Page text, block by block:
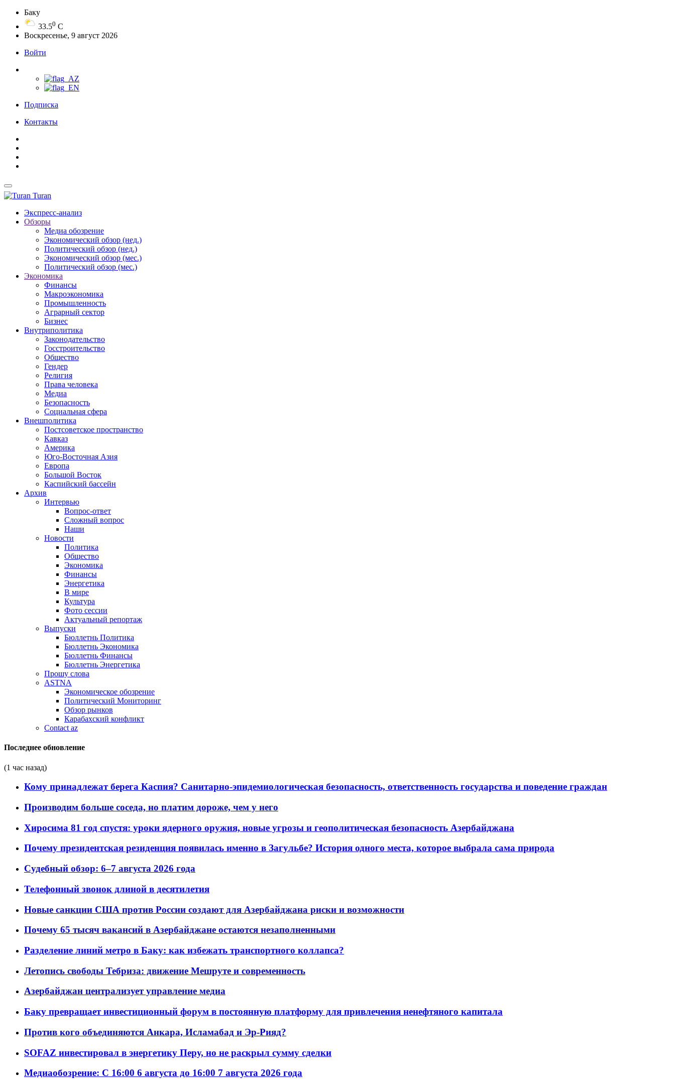
Баку
33.50 C
Воскресенье, 9 август 2026
Войти
Подписка
Контакты
Turan
Экспресс-анализ
Обзоры
Медиа обозрение
Экономический обзор (нед.)
Политический обзор (нед.)
Экономический обзор (мес.)
Политический обзор (мес.)
Экономика
Финансы
Макроэкономика
Промышленность
Аграрный сектор
Бизнес
Внутриполитика
Законодательство
Госстроительство
Общество
Гендер
Религия
Права человека
Медиа
Безопасность
Социальная сфера
Внешполитика
Постсоветское пространство
Кавказ
Америка
Юго-Восточная Азия
Европа
Большой Восток
Каспийский бассейн
Архив
Интервью
Вопрос-ответ
Сложный вопрос
Наши
Новости
Политика
Общество
Экономика
Финансы
Энергетика
В мире
Культура
Фото сессии
Актуальный репортаж
Выпуски
Бюллетнь Политика
Бюллетнь Экономика
Бюллетнь Финансы
Бюллетнь Энергетика
Прошу слова
ASTNA
Экономическое обозрение
Политический Мониторинг
Обзор рынков
Карабахский конфликт
Contact az
Последнее обновление
(1 час назад)
Кому принадлежат берега Каспия? Санитарно-эпидемиологическая безопасность, ответственность государства и поведение граждан
Производим больше соседа, но платим дороже, чем у него
Хиросима 81 год спустя: уроки ядерного оружия, новые угрозы и геополитическая безопасность Азербайджана
Почему президентская резиденция появилась именно в Загульбе? История одного места, которое выбрала сама природа
Судебный обзор: 6–7 августа 2026 года
Телефонный звонок длиной в десятилетия
Новые санкции США против России создают для Азербайджана риски и возможности
Почему 65 тысяч вакансий в Азербайджане остаются незаполненными
Разделение линий метро в Баку: как избежать транспортного коллапса?
Летопись свободы Тебриза: движение Мешруте и современность
Азербайджан централизует управление медиа
Баку превращает инвестиционный форум в постоянную платформу для привлечения ненефтяного капитала
Против кого объединяются Анкара, Исламабад и Эр-Рияд?
SOFAZ инвестировал в энергетику Перу, но не раскрыл сумму сделки
Медиаобозрение: С 16:00 6 августа до 16:00 7 августа 2026 года